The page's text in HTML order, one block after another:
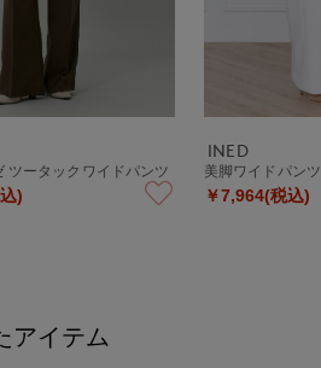
ツータックワイドパンツ
)
INED
美脚ワイドパンツ
￥7,964(税込)
アイテム